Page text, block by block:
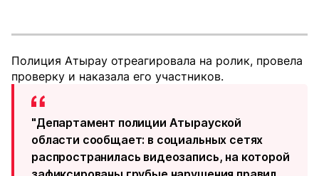
Полиция Атырау отреагировала на ролик, провела
проверку и наказала его участников.
"Департамент полиции Атырауской
области сообщает: в социальных сетях
распространилась видеозапись, на которой